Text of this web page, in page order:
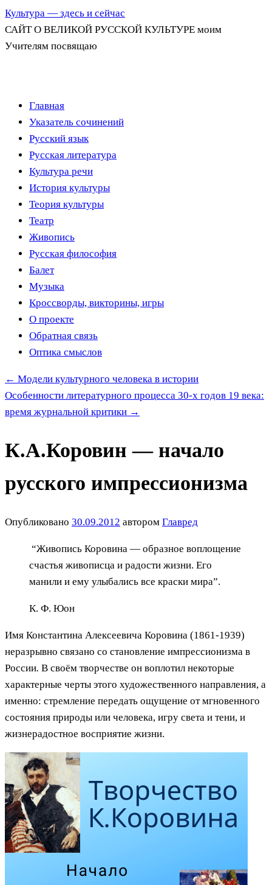
Культура — здесь и сейчас
САЙТ О ВЕЛИКОЙ РУССКОЙ КУЛЬТУРЕ моим
Учителям посвящаю
Перейти
содержимому
Главная
Указатель сочинений
Русский язык
Русская литература
Культура речи
История культуры
Теория культуры
Театр
Живопись
Русская философия
Балет
Музыка
Кроссворды, викторины, игры
О проекте
Обратная связь
Оптика смыслов
← Модели культурного человека в истории
Особенности литературного процесса 30-х годов 19 века:
время журнальной критики →
К.А.Коровин — начало
русского импрессионизма
Опубликовано 30.09.2012 автором Главред
“Живопись Коровина — образное воплощение
счастья живописца и радости жизни. Его
манили и ему улыбались все краски мира”.
К. Ф. Юон
Имя Константина Алексеевича Коровина (1861-1939)
неразрывно связано со становление импрессионизма в
России. В своём творчестве он воплотил некоторые
характерные черты этого художественного направления, а
именно: стремление передать ощущение от мгновенного
состояния природы или человека, игру света и тени, и
жизнерадостное восприятие жизни.